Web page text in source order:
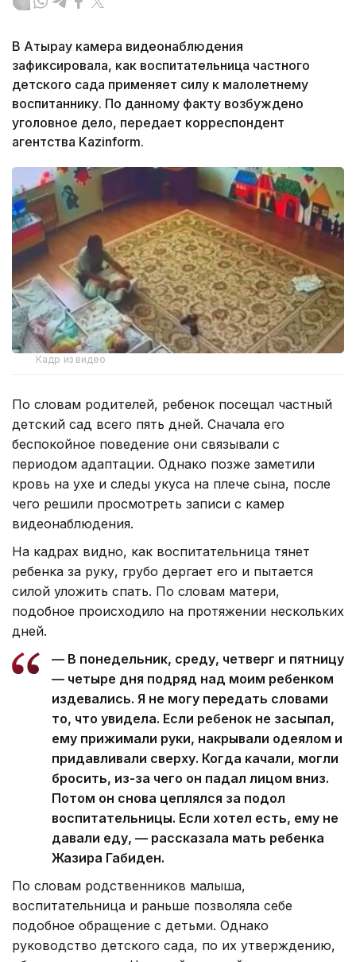
В Атырау камера видеонаблюдения
зафиксировала, как воспитательница частного
детского сада применяет силу к малолетнему
воспитаннику. По данному факту возбуждено
уголовное дело, передает корреспондент
агентства Kazinform.
Кадр из видео
По словам родителей, ребенок посещал частный
детский сад всего пять дней. Сначала его
беспокойное поведение они связывали с
периодом адаптации. Однако позже заметили
кровь на ухе и следы укуса на плече сына, после
чего решили просмотреть записи с камер
видеонаблюдения.
На кадрах видно, как воспитательница тянет
ребенка за руку, грубо дергает его и пытается
силой уложить спать. По словам матери,
подобное происходило на протяжении нескольких
дней.
— В понедельник, среду, четверг и пятницу
— четыре дня подряд над моим ребенком
издевались. Я не могу передать словами
то, что увидела. Если ребенок не засыпал,
ему прижимали руки, накрывали одеялом и
придавливали сверху. Когда качали, могли
бросить, из-за чего он падал лицом вниз.
Потом он снова цеплялся за подол
воспитательницы. Если хотел есть, ему не
давали еду, — рассказала мать ребенка
Жазира Габиден.
По словам родственников малыша,
воспитательница и раньше позволяла себе
подобное обращение с детьми. Однако
руководство детского сада, по их утверждению,